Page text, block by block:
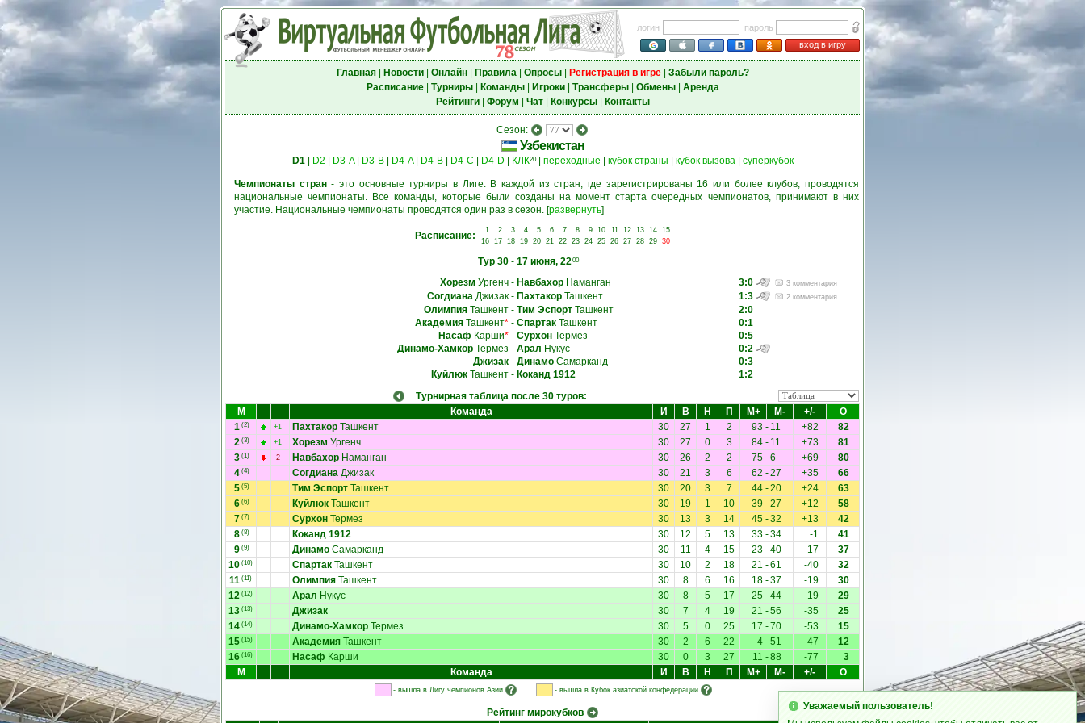
логин
пароль
вход в игру
Главная| Новости| Онлайн| Правила| Опросы| Регистрация в игре| Забыли пароль?
Расписание| Турниры| Команды| Игроки| Трансферы| Обмены| Аренда
Рейтинги| Форум Чат| Конкурсы| Контакты
Сезон:
Узбекистан
D1| D2 D3-A| D3-B| D4-A| D4-B| D4-C D4-D КЛК20| переходные кубок страны кубок вызова| суперкубок
Чемпионаты стран- это основные турниры в Лиге. В каждой из стран, где зарегистрированы 16 или более клубов, проводятся
национальные чемпионаты. Все команды, которые были созданы на момент старта очередных чемпионатов, принимают в них
участие. Национальные чемпионаты проводятся один раз в сезон. [развернуть]
Расписание: 1 2 3 4 5 6 7 8 9 10 11 12 13 14
15
16
17 18 19 20 21 22 23 24 25 26 27 28 29 30
Тур 30- 17 июня, 2200
Хорезм Ургенч- НавбахорНаманган 3:0 3 комментария
СогдианаДжизак- ПахтакорТашкент 1:3 2 комментария
ОлимпияТашкент- Тим ЭспортТашкент
2:0
АкадемияТашкент*- СпартакТашкент
0:1
Насаф Карши*- СурхонТермез
0:5
Динамо-ХамкорТермез - Арал Нукус
0:2
Джизак- ДинамоСамарканд
0:3
КуйлюкТашкент- Коканд 1912
1:2
Турнирная таблица после 30 туров:
М
Команда И В Н П М+ М- +/-
О
1 (2) +1 Пахтакор Ташкент 30 27 1 2 93 - 11 +82
82
2 (3) +1 Хорезм Ургенч 30 27 0 3 84 - 11 +73
81
3 (1) -2 Навбахор Наманган 30 26 2 2 75 -6 +69
80
4 (4) Согдиана Джизак 30 21 3 6 62 -27 +35
66
5 (5) Тим Эспорт Ташкент 30 20 3 7 44 -20 +24
63
6 (6) Куйлюк Ташкент 30 19 1 10 39 -27 +12
58
7 (7) Сурхон Термез 30 13 3 14 45 -32 +13
42
8 (8) Коканд 1912 30 12 5 13 33 -34 -1
41
9 (9) Динамо Самарканд 30 11 4 15 23 -40 -17
37
10 (10) Спартак Ташкент 30 10 2 18 21 -61 -40
32
11 (11) Олимпия Ташкент 30 8 6 16 18 -37 -19
30
12 (12) Арал Нукус 30 8 5 17 25 -44 -19
29
13 (13) Джизак 30 7 4 19 21 -56 -35
25
14 (14) Динамо-Хамкор Термез 30 5 0 25 17 -70 -53
15
15 (15) Академия Ташкент 30 2 6 22 4 -51 -47
12
16 (16) Насаф Карши 30 0 3 27 11 -88 -77
3
М
Команда И В Н П М+ М- +/- О
- вышла в Лигу чемпионов Азии - вышла в Кубок азиатской конфедерации
Рейтинг мирокубков
Уважаемый пользователь!